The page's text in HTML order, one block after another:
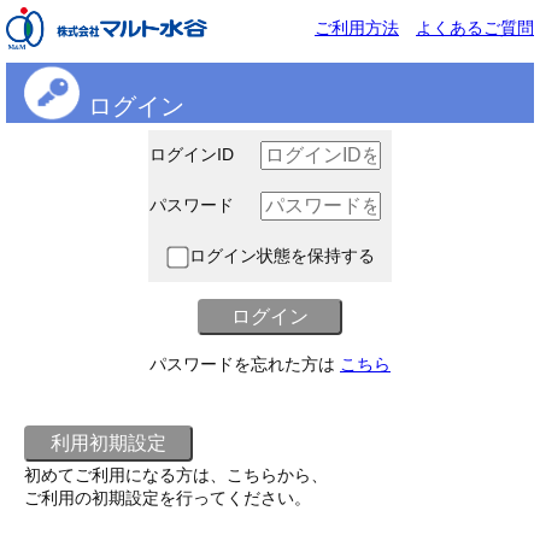
ご利用方法 よくあるご質問
ログイン
ログインID
パスワード
ログイン状態を保持する
パスワードを忘れた方は こちら
初めてご利用になる方は、こちらから、
ご利用の初期設定を行ってください。